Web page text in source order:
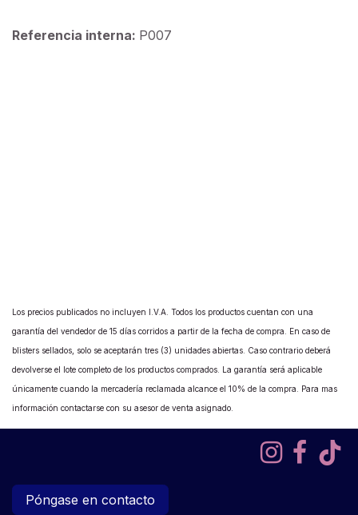
Referencia interna: P007
Los precios publicados no incluyen I.V.A. Todos los productos cuentan con una
garantía del vendedor de 15 días corridos a partir de la fecha de compra. En caso de
blisters sellados, solo se aceptarán tres (3) unidades abiertas. Caso contrario deberá
devolverse el lote completo de los productos comprados. La garantía será aplicable
únicamente cuando la mercadería reclamada alcance el 10% de la compra. Para mas
información contactarse con su asesor de venta asignado.
Póngase en contacto